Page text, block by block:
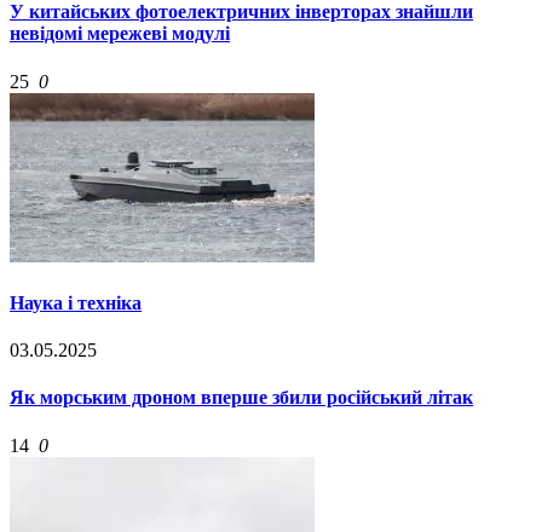
У китайських фотоелектричних інверторах знайшли
невідомі мережеві модулі
25 0
Наука і техніка
03.05.2025
Як морським дроном вперше збили російський літак
14 0